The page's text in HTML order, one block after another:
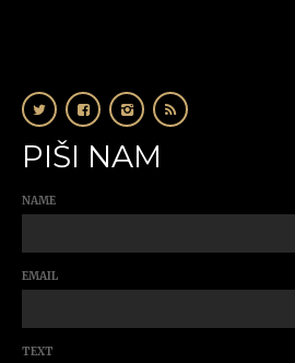
PIŠI NAM
NAME
EMAIL
TEXT